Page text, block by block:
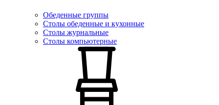
Обеденные группы
Столы обеденные и кухонные
Столы журнальные
Столы компьютерные